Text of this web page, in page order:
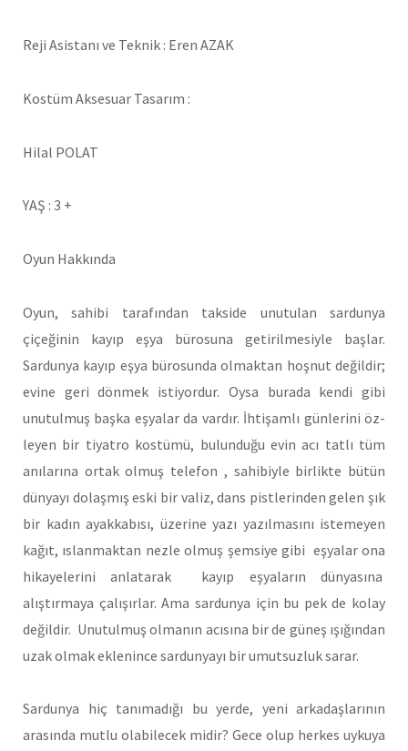
Reji Asistanı ve Teknik : Eren AZAK
Kostüm Aksesuar Tasarım :
Hilal POLAT
YAŞ : 3 +
Oyun Hakkında
Oyun, sahibi tarafından takside unutu­lan sardunya
çiçeğinin kayıp eşya büro­suna getirilmesiyle başlar.
Sardunya ka­yıp eşya bürosunda olmaktan hoşnut de­ğildir;
evine geri dönmek istiyordur. Oy­sa burada kendi gibi
unutulmuş başka eşyalar da vardır. İhtişamlı günlerini öz­
leyen bir tiyatro kostümü, bulunduğu evin acı tatlı tüm
anılarına ortak olmuş telefon , sahibiyle birlikte bütün
dünya­yı dolaşmış eski bir valiz, dans pistlerin­den gelen şık
bir kadın ayakkabısı, üze­rine yazı yazılmasını istemeyen
kağıt, ıslanmaktan nezle olmuş şemsiye gibi eşyalar ona
hikayelerini anlatarak kayıp eşyaların dünyasına
alıştırmaya çalışır­lar. Ama sardunya için bu pek de kolay
değildir. Unutulmuş olmanın acısına bir de güneş ışığından
uzak olmak eklenince sardunyayı bir umutsuzluk sarar.
Sardunya hiç tanımadığı bu yerde, yeni arkadaşlarının
arasında mutlu olabilecek midir? Gece olup herkes uykuya